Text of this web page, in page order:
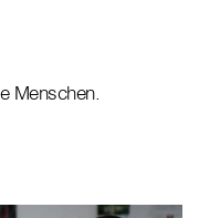
Menschen.